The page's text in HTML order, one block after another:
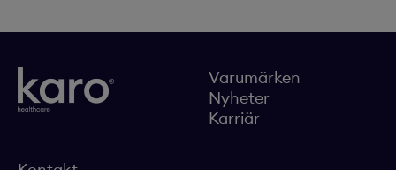
Varumärken
Nyheter
Karriär